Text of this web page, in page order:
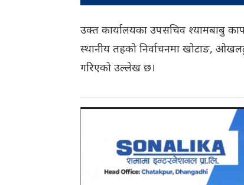
उक्त कार्यालयका उपसचिव श्यामबाबु
स्थानीय तहको निर्वाचनमा खोटाङ,
गरिएको उल्लेख छ।